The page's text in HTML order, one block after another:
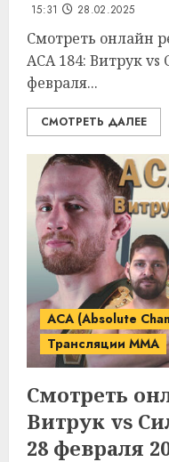
15:31 28.02.2025
Смотреть онлайн
ACA 184: Витрук
февраля...
СМОТРЕТЬ ДАЛЕЕ
ACA (Absolute
Трансляции MMA
Смотреть
Витрук vs
28 февраля